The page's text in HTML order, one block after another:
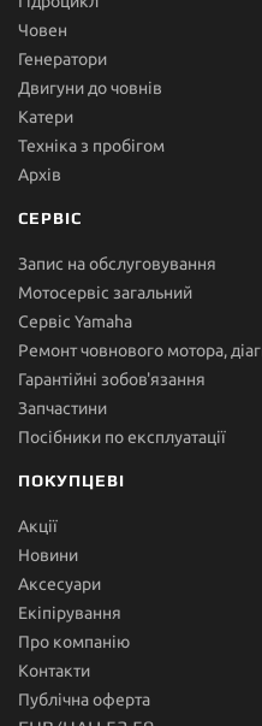
Човен
Генератори
Двигуни до човнів
Катери
Техніка з пробігом
Архів
СЕРВІС
Запис на обслуговування
Мотосервіс загальний
Сервіс Yamaha
Ремонт човнового мотора,
Гарантійні зобов'язання
Запчастини
Посібники по експлуатації
ПОКУПЦЕВІ
Акції
Новини
Аксесуари
Екіпірування
Про компанію
Контакти
Публічна оферта